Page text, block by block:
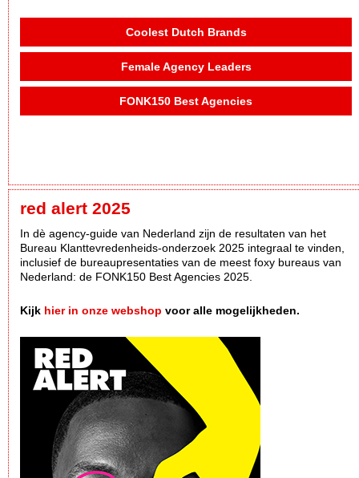
Coolest Dutch Brands
Female Agency Leaders
FONK150 Best Agencies
red alert 2025
In dè agency-guide van Nederland zijn de resultaten van het
Bureau Klanttevredenheids-onderzoek 2025 integraal te vinden,
inclusief de bureaupresentaties van de meest foxy bureaus van
Nederland: de FONK150 Best Agencies 2025.
Kijk hier in onze webshop voor alle mogelijkheden.